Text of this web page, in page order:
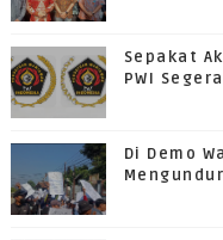
Sepakat
PWI
Di Demo